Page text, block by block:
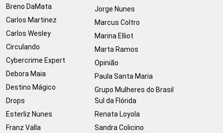
Breno DaMata
Carlos Martinez
Carlos Wesley
Circulando
Cybercrime Expert
Debora Maia
Destino Mágico
Drops
Esterliz Nunes
Franz Valla
Jorge Nunes
Marcus Coltro
Marina Elliot
Marta Ramos
Opinião
Paula Santa Maria
Grupo Mulheres do Brasil
Sul da Flórida
Renata Loyola
Sandra Colicino